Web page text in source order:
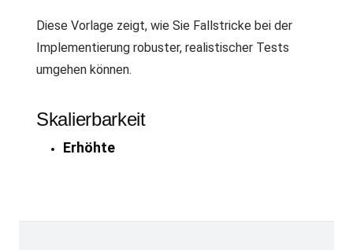
Diese Vorlage zeigt, wie Sie Fallstricke bei der
Implementierung robuster, realistischer Tests
umgehen können.
Skalierbarkeit
Erhöhte